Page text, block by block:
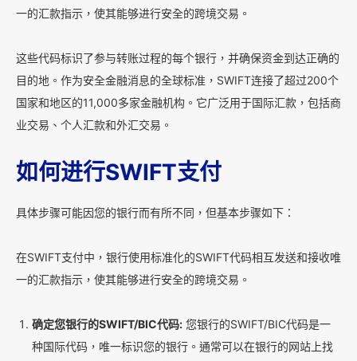
一的汇款指示，使其能够进行安全的跨境交易。
这些代码标识了参与转账过程的每个银行，并确保资金到达正确的
目的地。作为安全金融消息的全球标准，SWIFT连接了超过200个
国家和地区的11,000多家金融机构。它广泛用于国际汇款，包括商
业交易、个人汇款和外汇交易。
如何进行SWIFT支付
具体步骤可能因您的银行而有所不同，但基本步骤如下：
在SWIFT支付中，银行使用标准化的SWIFT代码相互发送和接收唯
一的汇款指示，使其能够进行安全的跨境交易。
确定您银行的SWIFT/BIC代码: 您银行的SWIFT/BIC代码是一
种国际代码，唯一标识您的银行。通常可以在银行的网站上找